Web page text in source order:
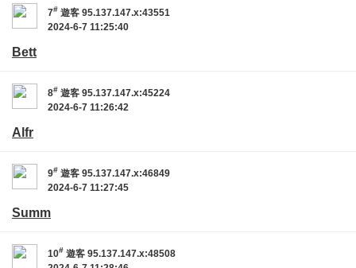
7# 遊客 95.137.147.x:43551
2024-6-7 11:25:40
Bett
8# 遊客 95.137.147.x:45224
2024-6-7 11:26:42
Alfr
9# 遊客 95.137.147.x:46849
2024-6-7 11:27:45
Summ
10# 遊客 95.137.147.x:48508